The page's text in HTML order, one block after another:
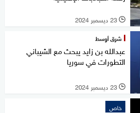
l 23 ديسمبر 2024
شرق أوسط
عبدالله بن زايد يبحث مع الشيباني
التطورات في سوريا
l 23 ديسمبر 2024
خاص